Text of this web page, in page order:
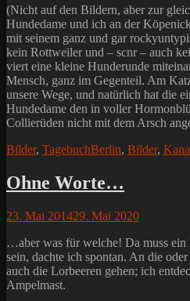
(Nicht auf den Bildern, aber zur
Hundedame und ich an der
mit seinem ganz und gar
kein Rottweiler und – scnr – auch
viert eine kleine Hunderunde
Mensch, ganz im Gegenteil. Am
unsere Wege, und natürlich hat die
Hundedame den in voller
Collierüden nicht mit dem Arsch
Kategorien
Bilder, TagebuchSchlagworte
Berlin, Bilder,
Ohne Worte…
Posted
23. Mai 201429. Mai 2020
…aber was für welche! Da muss
sein, dachte ich spontan. An die
auch die Lorbeeren gehen; ich
Ampelmast.